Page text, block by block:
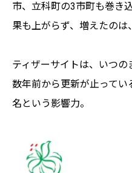
市、立科町の3市町も巻き
果も上がらず、増えたのは
ティザーサイトは、いつの
数年前から更新が止って
名という影響力。